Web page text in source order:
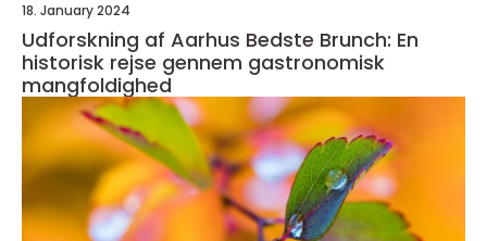
18. January 2024
Udforskning af Aarhus Bedste Brunch: En
historisk rejse gennem gastronomisk
mangfoldighed